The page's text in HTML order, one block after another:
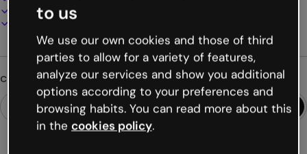
Presenta, condividi o pubblica online
Scarica in PDF, MP4 e altri formati
Cerchi qualcosa di diverso?
to us
We use our own cookies and those of third
parties to allow for a variety of features,
analyze our services and show you additional
options according to your preferences and
browsing habits. You can read more about this
in the cookies policy.